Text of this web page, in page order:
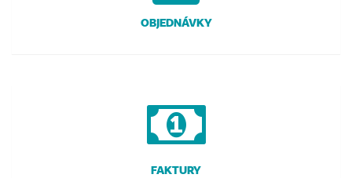
OBJEDNÁVKY
FAKTURY